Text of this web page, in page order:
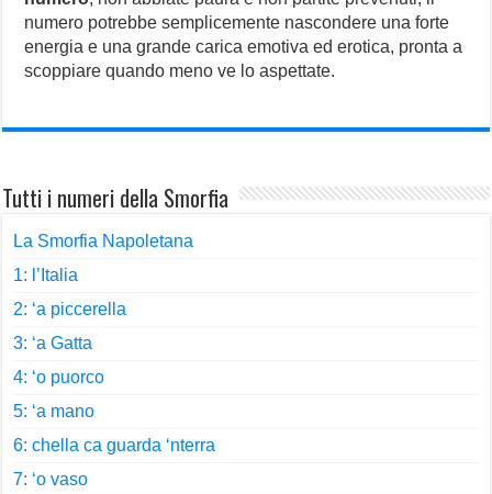
numero potrebbe semplicemente nascondere una forte
energia e una grande carica emotiva ed erotica, pronta a
scoppiare quando meno ve lo aspettate.
Tutti i numeri della Smorfia
La Smorfia Napoletana
1: l’Italia
2: ‘a piccerella
3: ‘a Gatta
4: ‘o puorco
5: ‘a mano
6: chella ca guarda ‘nterra
7: ‘o vaso